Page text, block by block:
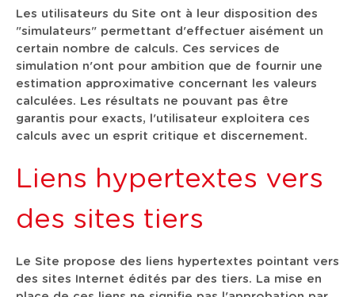
Les utilisateurs du Site ont à leur disposition des
"simulateurs" permettant d'effectuer aisément un
certain nombre de calculs. Ces services de
simulation n'ont pour ambition que de fournir une
estimation approximative concernant les valeurs
calculées. Les résultats ne pouvant pas être
garantis pour exacts, l'utilisateur exploitera ces
calculs avec un esprit critique et discernement.
Liens hypertextes vers
des sites tiers
Le Site propose des liens hypertextes pointant vers
des sites Internet édités par des tiers. La mise en